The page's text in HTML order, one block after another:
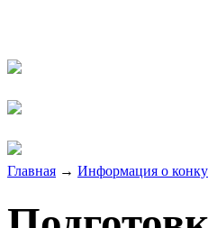
Главная → Информация о